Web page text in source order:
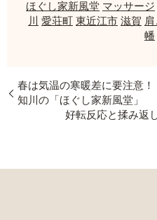
ほぐし家新風堂 マッサージ
川
愛荘町 東近江市 滋賀 肩
幡
春は気温の寒暖差に要注意
知川の「ほぐし家新風堂」
好転反応と揉み返